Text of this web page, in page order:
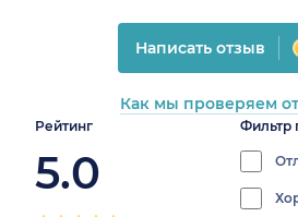
Рейтинг
5.0
Фильтр
Написать отзыв
Как мы проверяем